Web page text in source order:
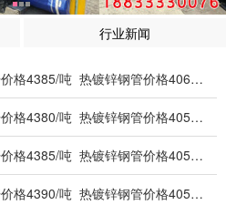
行业新闻
格4060/吨 PC钢棒价格3700/吨 高频焊管价格3335/吨 脚手架钢管价格3315/吨
价格4050/吨 PC钢棒价格3710/吨 高频焊管价格3330/吨 脚手架钢管价格3310/吨
价格4055/吨 PC钢棒价格3720/吨 高频焊管价格3335/吨 脚手架钢管价格3315/吨
价格4050/吨 PC钢棒价格3710/吨 高频焊管价格3340/吨 脚手架钢管价格3320/吨